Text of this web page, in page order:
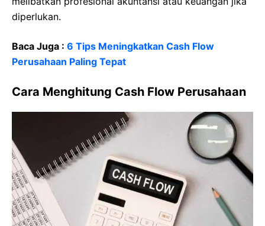
diperlukan.
Baca Juga : 6 Tips Meningkatkan Cash Flow
Perusahaan Paling Tepat
Cara Menghitung Cash Flow Perusahaan